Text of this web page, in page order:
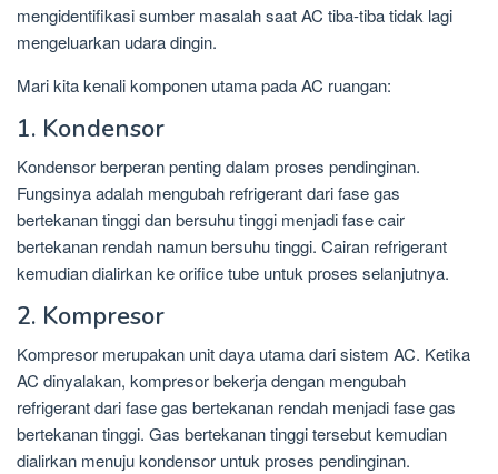
mengidentifikasi sumber masalah saat AC tiba-tiba tidak lagi
mengeluarkan udara dingin.
Mari kita kenali komponen utama pada AC ruangan:
1. Kondensor
Kondensor berperan penting dalam proses pendinginan.
Fungsinya adalah mengubah refrigerant dari fase gas
bertekanan tinggi dan bersuhu tinggi menjadi fase cair
bertekanan rendah namun bersuhu tinggi. Cairan refrigerant
kemudian dialirkan ke orifice tube untuk proses selanjutnya.
2. Kompresor
Kompresor merupakan unit daya utama dari sistem AC. Ketika
AC dinyalakan, kompresor bekerja dengan mengubah
refrigerant dari fase gas bertekanan rendah menjadi fase gas
bertekanan tinggi. Gas bertekanan tinggi tersebut kemudian
dialirkan menuju kondensor untuk proses pendinginan.